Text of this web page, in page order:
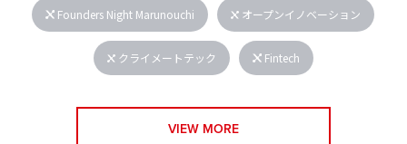
Founders Night Marunouchi オープンイノベーション
クライメートテック Fintech
VIEW MORE